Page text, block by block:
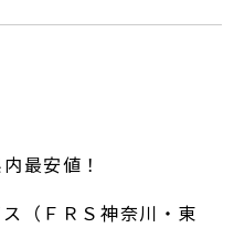
最安値！
（ＦＲＳ神奈川・東